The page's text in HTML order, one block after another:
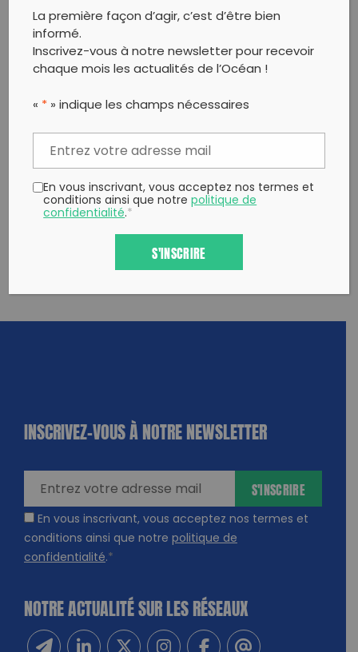
INSCRIVEZ-VOUS À NOTRE NEWSLETTER
En vous inscrivant, vous acceptez nos termes et
conditions ainsi que notre politique de
confidentialité.*
S'INSCRIRE
NOTRE ACTUALITÉ SUR LES RÉSEAUX
La première façon d’agir, c’est d’être bien
informé.
Inscrivez-vous à notre newsletter pour recevoir
chaque mois les actualités de l’Océan !
« * » indique les champs nécessaires
En vous inscrivant, vous acceptez nos termes et
conditions ainsi que notrepolitique de
confidentialité.*
S'INSCRIRE